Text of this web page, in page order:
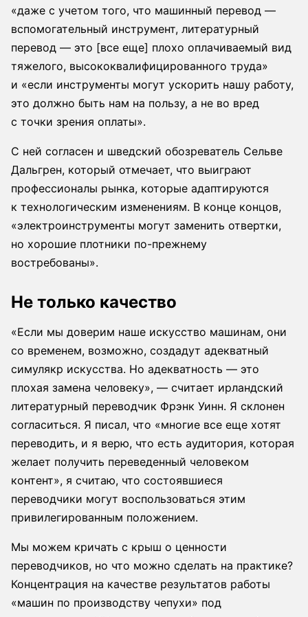
«даже с учетом того, что машинный перевод —
вспомогательный инструмент, литературный
перевод — это [все еще] плохо оплачиваемый вид
тяжелого, высококвалифицированного труда»
и «если инструменты могут ускорить нашу работу,
это должно быть нам на пользу, а не во вред
с точки зрения оплаты».
С ней согласен и шведский обозреватель Сельве
Дальгрен, который отмечает, что выиграют
профессионалы рынка, которые адаптируются
к технологическим изменениям. В конце концов,
«электроинструменты могут заменить отвертки,
но хорошие плотники по-прежнему
востребованы».
Не только качество
«Если мы доверим наше искусство машинам, они
со временем, возможно, создадут адекватный
симулякр искусства. Но адекватность — это
плохая замена человеку», — считает ирландский
литературный переводчик Фрэнк Уинн. Я склонен
согласиться. Я писал, что «многие все еще хотят
переводить, и я верю, что есть аудитория, которая
желает получить переведенный человеком
контент», я считаю, что состоявшиеся
переводчики могут воспользоваться этим
привилегированным положением.
Мы можем кричать с крыш о ценности
переводчиков, но что можно сделать на практике?
Концентрация на качестве результатов работы
«машин по производству чепухи» под